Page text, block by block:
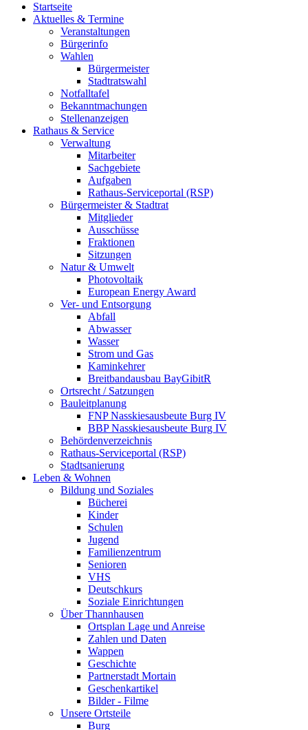
Startseite
Aktuelles & Termine
Veranstaltungen
Bürgerinfo
Wahlen
Bürgermeister
Stadtratswahl
Notfalltafel
Bekanntmachungen
Stellenanzeigen
Rathaus & Service
Verwaltung
Mitarbeiter
Sachgebiete
Aufgaben
Rathaus-Serviceportal (RSP)
Bürgermeister & Stadtrat
Mitglieder
Ausschüsse
Fraktionen
Sitzungen
Natur & Umwelt
Photovoltaik
European Energy Award
Ver- und Entsorgung
Abfall
Abwasser
Wasser
Strom und Gas
Kaminkehrer
Breitbandausbau BayGibitR
Ortsrecht / Satzungen
Bauleitplanung
FNP Nasskiesausbeute Burg IV
BBP Nasskiesausbeute Burg IV
Behördenverzeichnis
Rathaus-Serviceportal (RSP)
Stadtsanierung
Leben & Wohnen
Bildung und Soziales
Bücherei
Kinder
Schulen
Jugend
Familienzentrum
Senioren
VHS
Deutschkurs
Soziale Einrichtungen
Über Thannhausen
Ortsplan Lage und Anreise
Zahlen und Daten
Wappen
Geschichte
Partnerstadt Mortain
Geschenkartikel
Bilder - Filme
Unsere Ortsteile
Burg